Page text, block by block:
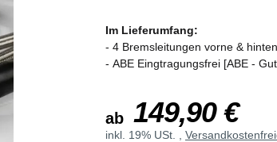
Im Lieferumfang:
- 4 Bremsleitungen vorne &
- ABE Eingtragungsfrei [ABE -
ab 149,90 €
inkl. 19% USt. ,